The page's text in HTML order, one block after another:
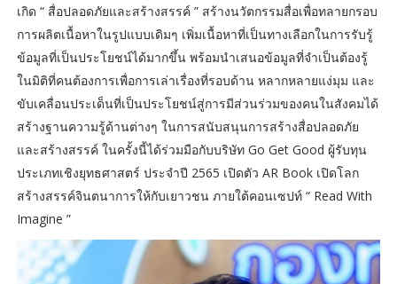
เกิด “ สื่อปลอดภัยและสร้างสรรค์ ” สร้างนวัตกรรมสื่อเพื่อทลายกรอบ
การผลิตเนื้อหาในรูปแบบเดิมๆ เพิ่มเนื้อหาที่เป็นทางเลือกในการรับรู้
ข้อมูลที่เป็นประโยชน์ได้มากขึ้น พร้อมนำเสนอข้อมูลที่จำเป็นต้องรู้
ในมิติที่คนต้องการเพื่อการเล่าเรื่องที่รอบด้าน หลากหลายแง่มุม และ
ขับเคลื่อนประเด็นที่เป็นประโยชน์สู่การมีส่วนร่วมของคนในสังคมได้
สร้างฐานความรู้ด้านต่างๆ ในการสนับสนุนการสร้างสื่อปลอดภัย
และสร้างสรรค์ ในครั้งนี้ได้ร่วมมือกับบริษัท Go Get Good ผู้รับทุน
ประเภทเชิงยุทธศาสตร์ ประจำปี 2565 เปิดตัว AR Book เปิดโลก
สร้างสรรค์จินตนาการให้กับเยาวชน ภายใต้คอนเซปท์ “ Read With
Imagine ”